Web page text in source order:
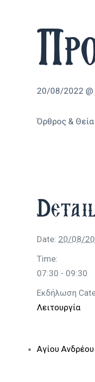
20/08/2022 @
Όρθρος & Θεία
Date: 20/08/
Time:
07:30 - 09:30
Εκδήλωση
Λειτουργία
Αγίου